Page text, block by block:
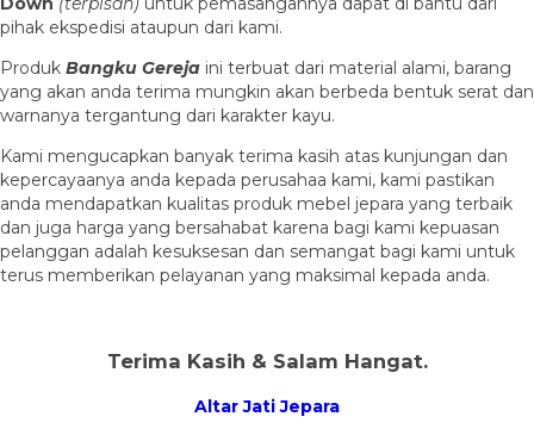
pihak ekspedisi ataupun dari kami.
Produk Bangku Gereja ini terbuat dari material alami, barang
yang akan anda terima mungkin akan berbeda bentuk serat dan
warnanya tergantung dari karakter kayu.
Kami mengucapkan banyak terima kasih atas kunjungan dan
kepercayaanya anda kepada perusahaa kami, kami pastikan
anda mendapatkan kualitas produk mebel jepara yang terbaik
dan juga harga yang bersahabat karena bagi kami kepuasan
pelanggan adalah kesuksesan dan semangat bagi kami untuk
terus memberikan pelayanan yang maksimal kepada anda.
Terima Kasih & Salam Hangat.
Altar Jati Jepara